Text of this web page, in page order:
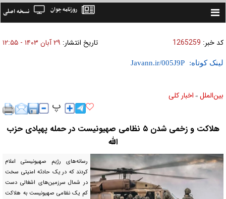
Toggle
نسخه اصلی روزنامه جوان
کد خبر: 1265259 تاریخ انتشار: ۲۹ آبان ۱۴۰۳ - ۱۲:۵۵
لینک کوتاه:
بين‌الملل » اخبار كلی
هلاکت و زخمی شدن ۵ نظامی صهیونیست در حمله پهپادی حزب
الله
رسانه‌های رژیم صهیونیستی اعلام
کردند که در یک حادثه امنیتی سخت
در شمال سرزمین‌های اشغالی دست
کم یک نظامی صهیونیست به هلاکت